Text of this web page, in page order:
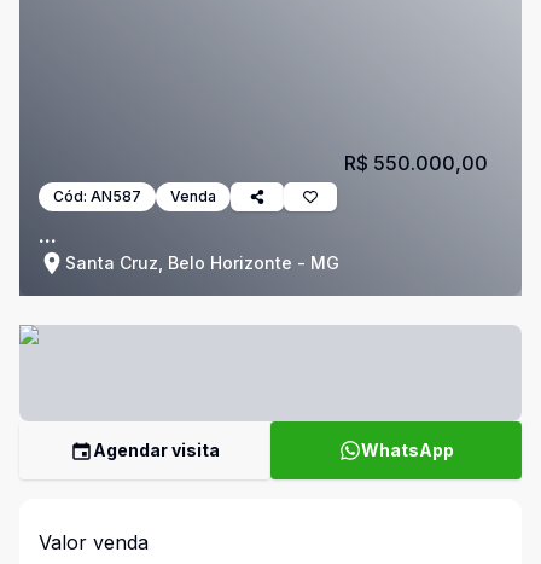
Cód: AN587 Venda
...
Santa Cruz, Belo Horizonte - MG
R$ 550.000,00
Agendar visita WhatsApp
Valor venda